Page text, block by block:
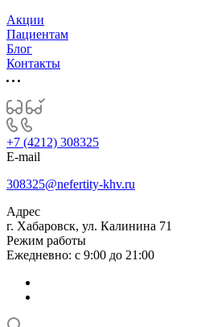
Акции
Пациентам
Блог
Контакты
+7 (4212) 308325
E-mail
308325@nefertity-khv.ru
Адрес
г. Хабаровск, ул. Калинина 71
Режим работы
Ежедневно: с 9:00 до 21:00